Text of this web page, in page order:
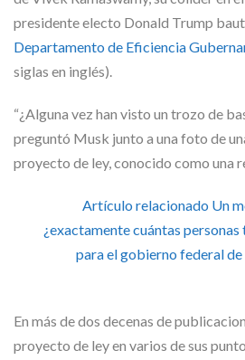
presidente electo Donald Trump
Departamento de Eficiencia
siglas en inglés).
“¿Alguna vez han visto un trozo de
preguntó Musk junto a una foto de
proyecto de ley, conocido como una
Artículo relacionado Un
¿exactamente cuántas
para el gobierno federal de
En más de dos decenas de
proyecto de ley en varios de sus